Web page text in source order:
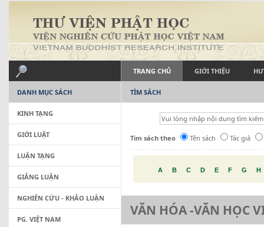
TRANG CHỦ GIỚI THIỆU
TÌM SÁCH
Tìm sách theo Tên sách Tác giả
A B C D E F G H
VĂN HÓA -VĂN HỌC
DANH MỤC SÁCH
KINH TẠNG
GIỚI LUẬT
LUẬN TẠNG
GIẢNG LUẬN
NGHIÊN CỨU - KHẢO LUẬN
PG. VIỆT NAM